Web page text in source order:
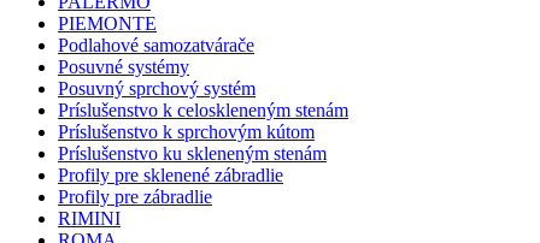
PIEMONTE
Podlahové samozatvárače
Posuvné systémy
Posuvný sprchový systém
Príslušenstvo k celoskleneným stenám
Príslušenstvo k sprchovým kútom
Príslušenstvo ku skleneným stenám
Profily pre sklenené zábradlie
Profily pre zábradlie
RIMINI